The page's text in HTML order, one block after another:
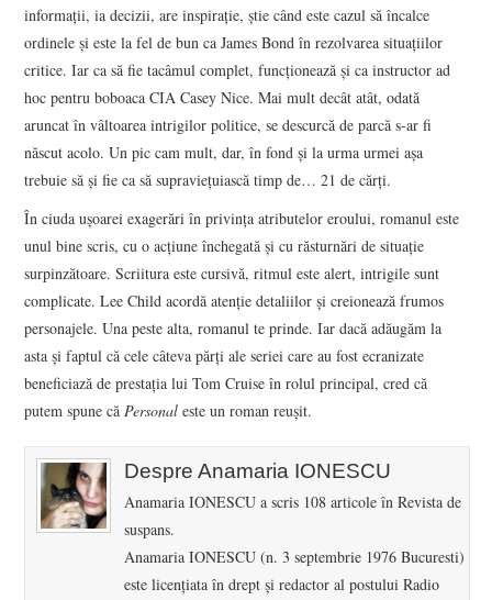
informații, ia decizii, are inspirație, știe când este cazul să încalce
ordinele și este la fel de bun ca James Bond în rezolvarea situațiilor
critice. Iar ca să fie tacâmul complet, funcționează și ca instructor ad
hoc pentru boboaca CIA Casey Nice. Mai mult decât atât, odată
aruncat în vâltoarea intrigilor politice, se descurcă de parcă s-ar fi
născut acolo. Un pic cam mult, dar, în fond și la urma urmei așa
trebuie să și fie ca să supraviețuiască timp de… 21 de cărți.
În ciuda ușoarei exagerări în privința atributelor eroului, romanul este
unul bine scris, cu o acțiune închegată și cu răsturnări de situație
surpinzătoare. Scriitura este cursivă, ritmul este alert, intrigile sunt
complicate. Lee Child acordă atenție detaliilor și creionează frumos
personajele. Una peste alta, romanul te prinde. Iar dacă adăugăm la
asta și faptul că cele câteva părți ale seriei care au fost ecranizate
beneficiază de prestația lui Tom Cruise în rolul principal, cred că
putem spune căPersonal este un roman reușit.
Despre Anamaria IONESCU
Anamaria IONESCU a scris 108 articole în Revista de
suspans.
Anamaria IONESCU (n. 3 septembrie 1976 Bucuresti)
este licenţiata în drept şi redactor al postului Radio